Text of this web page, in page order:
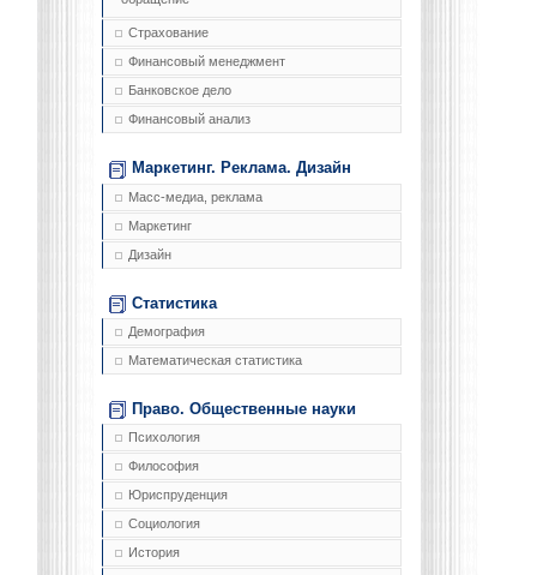
Страхование
Финансовый менеджмент
Банковское дело
Финансовый анализ
Маркетинг. Реклама. Дизайн
Масс-медиа, реклама
Маркетинг
Дизайн
Статистика
Демография
Математическая статистика
Право. Общественные науки
Психология
Философия
Юриспруденция
Социология
История